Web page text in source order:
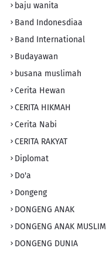
baju wanita
Band Indonesdiaa
Band International
Budayawan
busana muslimah
Cerita Hewan
CERITA HIKMAH
Cerita Nabi
CERITA RAKYAT
Diplomat
Do'a
Dongeng
DONGENG ANAK
DONGENG ANAK MUSLIM
DONGENG DUNIA